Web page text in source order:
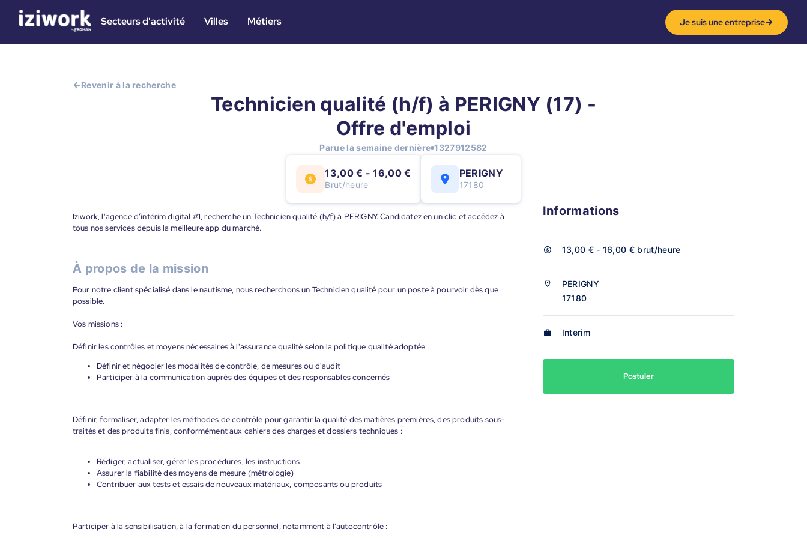
Secteurs d'activité Villes Métiers Je suis une entreprise
Revenir à la recherche
Technicien qualité (h/f) à PERIGNY (17) -
Offre d'emploi
Parue la semaine dernière 1327912582
13,00 € - 16,00 €
Brut/heure
PERIGNY
17180
Iziwork, l'agence d’intérim digital #1, recherche un Technicien qualité (h/f) à PERIGNY. Candidatez en un clic et accédez à
tous nos services depuis la meilleure app du marché.
À propos de la mission
Pour notre client spécialisé dans le nautisme, nous recherchons un Technicien qualité pour un poste à pourvoir dès que
possible.
Vos missions :
Définir les contrôles et moyens nécessaires à l'assurance qualité selon la politique qualité adoptée :
Définir et négocier les modalités de contrôle, de mesures ou d'audit
Participer à la communication auprès des équipes et des responsables concernés
Définir, formaliser, adapter les méthodes de contrôle pour garantir la qualité des matières premières, des produits sous-
traités et des produits finis, conformément aux cahiers des charges et dossiers techniques :
Rédiger, actualiser, gérer les procédures, les instructions
Assurer la fiabilité des moyens de mesure (métrologie)
Contribuer aux tests et essais de nouveaux matériaux, composants ou produits
Participer à la sensibilisation, à la formation du personnel, notamment à l'autocontrôle :
Informations
13,00 € - 16,00 € brut/heure
PERIGNY
17180
Interim
Postuler